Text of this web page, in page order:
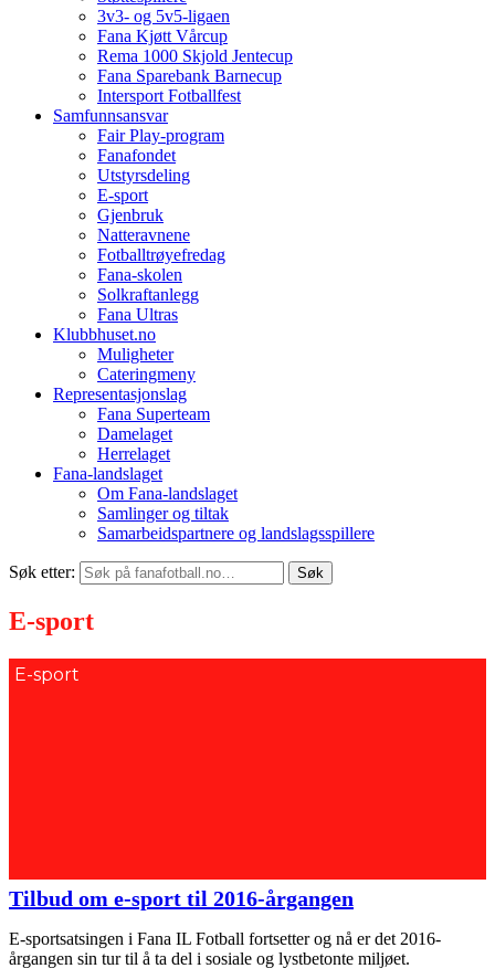
3v3- og 5v5-ligaen
Fana Kjøtt Vårcup
Rema 1000 Skjold Jentecup
Fana Sparebank Barnecup
Intersport Fotballfest
Samfunnsansvar
Fair Play-program
Fanafondet
Utstyrsdeling
E-sport
Gjenbruk
Natteravnene
Fotballtrøyefredag
Fana-skolen
Solkraftanlegg
Fana Ultras
Klubbhuset.no
Muligheter
Cateringmeny
Representasjonslag
Fana Superteam
Damelaget
Herrelaget
Fana-landslaget
Om Fana-landslaget
Samlinger og tiltak
Samarbeidspartnere og landslagsspillere
Søk etter:
E-sport
E-sport
Tilbud om e-sport til 2016-årgangen
E-sportsatsingen i Fana IL Fotball fortsetter og nå er det 2016-
årgangen sin tur til å ta del i sosiale og lystbetonte miljøet.